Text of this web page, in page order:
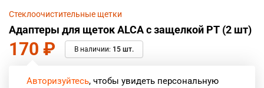
Стеклоочистительные щетки
Адаптеры для щеток ALCA с защелкой PT (2 шт)
170 ₽ В наличии: 15 шт.
Авторизуйтесь, чтобы увидеть персональную